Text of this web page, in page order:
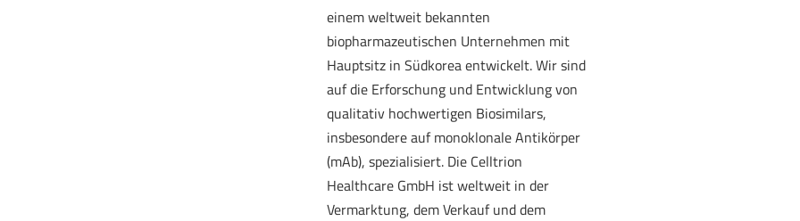
einem weltweit bekannten
biopharmazeutischen Unternehmen mit
Hauptsitz in Südkorea entwickelt. Wir sind
auf die Erforschung und Entwicklung von
qualitativ hochwertigen Biosimilars,
insbesondere auf monoklonale Antikörper
(mAb), spezialisiert. Die Celltrion
Healthcare GmbH ist weltweit in der
Vermarktung, dem Verkauf und dem